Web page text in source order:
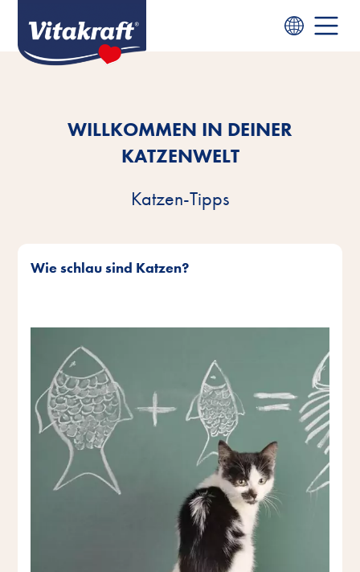
WILLKOMMEN IN DEINER
KATZENWELT
Katzen-Tipps
Wie schlau sind Katzen?